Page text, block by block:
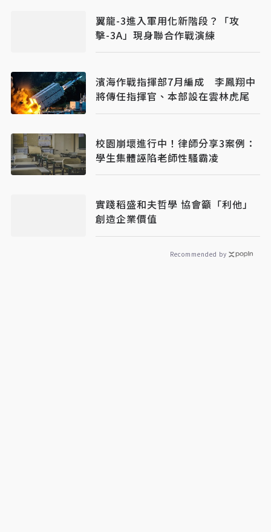
翼龍-3進入軍用化新階段？「攻
擊-3A」現身聯合作戰演練
濱海作戰指揮部7月編成 李鳳翔中
將傳任指揮官、本部設在雲林虎尾
校園崩壞進行中！律師分享3案例：
學生集體誣陷老師性騷霸凌
實踐稻盛和夫哲學 協會籲「利他」
創造企業價值
Recommended by